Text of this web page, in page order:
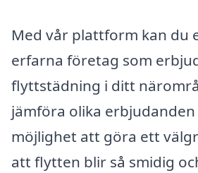
Med vår plattform kan du
erfarna företag som
flyttstädning i ditt
jämföra olika
möjlighet att göra ett
att flytten blir så smidig